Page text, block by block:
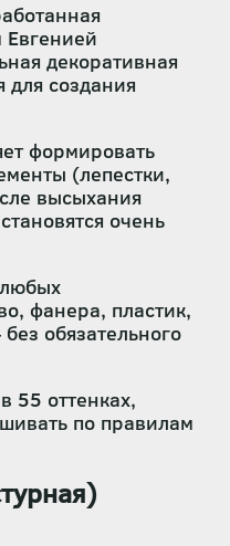
декоративная
для создания
формировать
(лепестки,
высыхания
очень
фанера, пластик,
обязательного
55 оттенках,
по правилам